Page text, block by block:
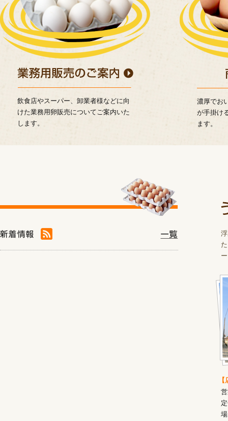
飲食店やスーパー、卸業者様などに向
けた業務用卵販売についてご案内いた
します。
濃厚でお
が手掛け
ます。